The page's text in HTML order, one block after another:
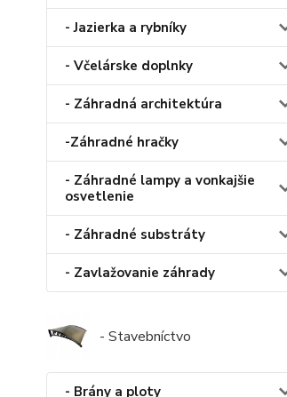
- Jazierka a rybníky
- Včelárske doplnky
- Záhradná architektúra
-Záhradné hračky
- Záhradné lampy a vonkajšie
osvetlenie
- Záhradné substráty
- Zavlažovanie záhrady
- Stavebníctvo
- Brány a ploty